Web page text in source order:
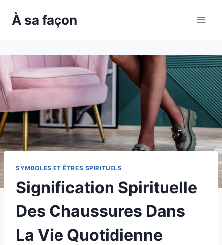
À sa façon
SYMBOLES ET ÊTRES SPIRITUELS
Signification Spirituelle
Des Chaussures Dans
La Vie Quotidienne